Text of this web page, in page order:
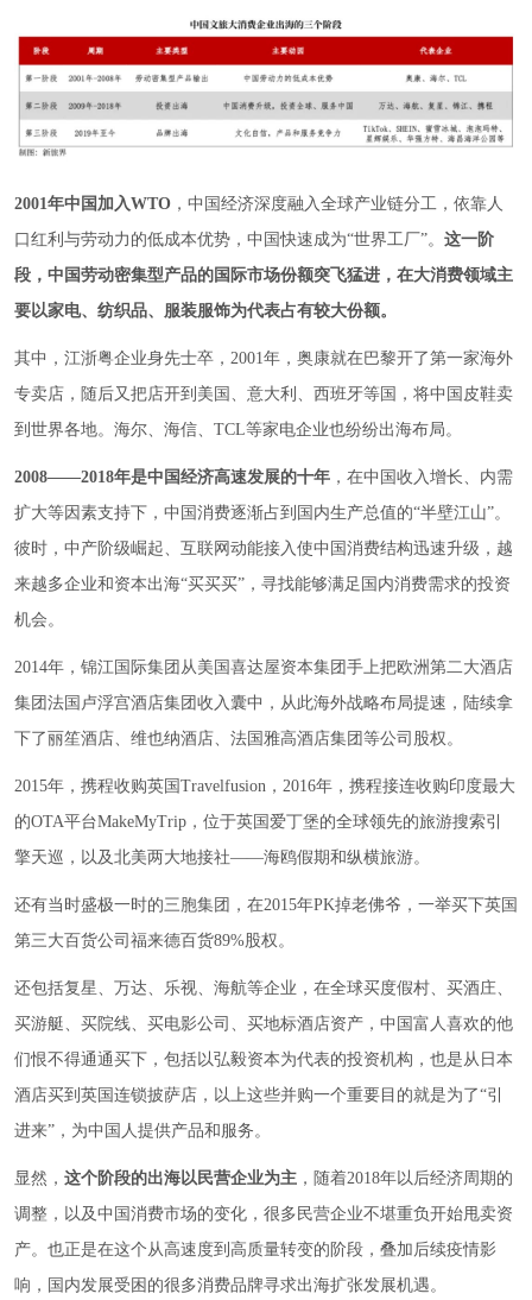
2001年中国加入WTO ，中国经济深度融入全球产业链分工，依靠人
口红利与劳动力的低成本优势，中国快速成为“世界工厂”。 这一阶
段，中国劳动密集型产品的国际市场份额突飞猛进，在大消费领域主
要以家电、纺织品、服装服饰为代表占有较大份额。
其中，江浙粤企业身先士卒，2001年，奥康就在巴黎开了第一家海外
专卖店，随后又把店开到美国、意大利、西班牙等国，将中国皮鞋卖
到世界各地。海尔、海信、TCL等家电企业也纷纷出海布局。
2008——2018年是中国经济高速发展的十年 ，在中国收入增长、内需
扩大等因素支持下，中国消费逐渐占到国内生产总值的“半壁江山”。
彼时，中产阶级崛起、互联网动能接入使中国消费结构迅速升级，越
来越多企业和资本出海“买买买”，寻找能够满足国内消费需求的投资
机会。
2014年，锦江国际集团从美国喜达屋资本集团手上把欧洲第二大酒店
集团法国卢浮宫酒店集团收入囊中，从此海外战略布局提速，陆续拿
下了丽笙酒店、维也纳酒店、法国雅高酒店集团等公司股权。
2015年，携程收购英国Travelfusion，2016年，携程接连收购印度最大
的OTA平台MakeMyTrip，位于英国爱丁堡的全球领先的旅游搜索引
擎天巡，以及北美两大地接社——海鸥假期和纵横旅游。
还有当时盛极一时的三胞集团，在2015年PK掉老佛爷，一举买下英国
第三大百货公司福来德百货89%股权。
还包括复星、万达、乐视、海航等企业，在全球买度假村、买酒庄、
买游艇、买院线、买电影公司、买地标酒店资产，中国富人喜欢的他
们恨不得通通买下，包括以弘毅资本为代表的投资机构，也是从日本
酒店买到英国连锁披萨店，以上这些并购一个重要目的就是为了“引
进来”，为中国人提供产品和服务。
显然， 这个阶段的出海以民营企业为主 ，随着2018年以后经济周期的
调整，以及中国消费市场的变化，很多民营企业不堪重负开始甩卖资
产。也正是在这个从高速度到高质量转变的阶段，叠加后续疫情影
响，国内发展受困的很多消费品牌寻求出海扩张发展机遇。